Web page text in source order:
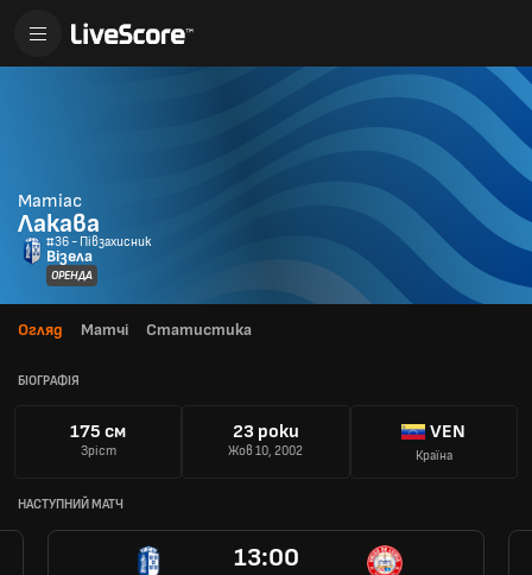
Матіас
Лакава
#36 - Півзахисник
Візела
ОРЕНДА
Огляд Матчі Статистика
БІОГРАФІЯ
175 см
Зріст
23 роки
Жов 10, 2002
VEN
Країна
НАСТУПНИЙ МАТЧ
13:00